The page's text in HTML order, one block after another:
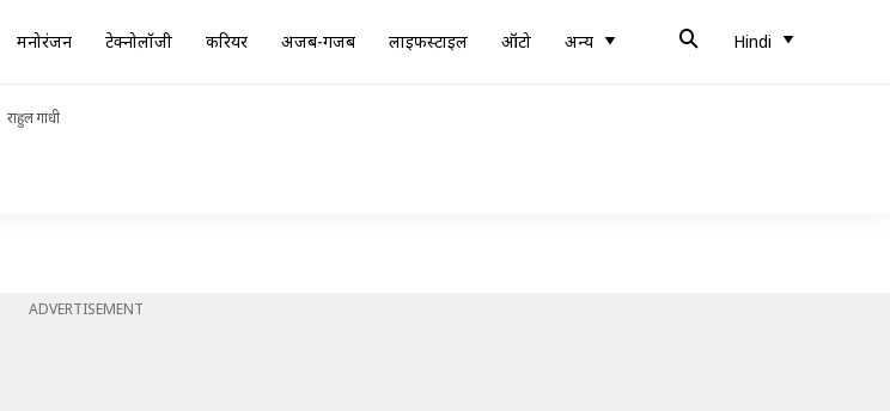
मनोरंजन टेक्नोलॉजी करियर अजब-गजब लाइफस्टाइल ऑटो अन्य Hindi
राहुल गांधी
ADVERTISEMENT